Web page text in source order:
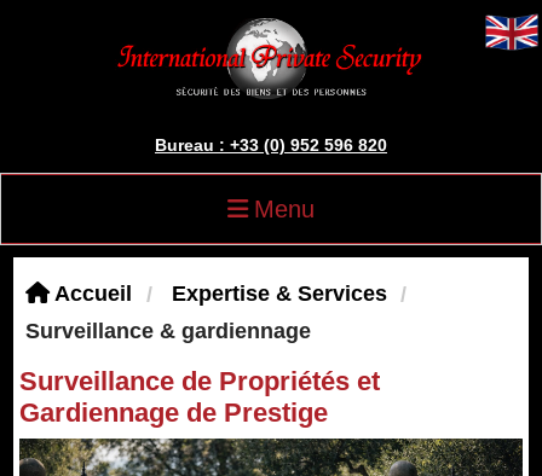
Bureau : +33 (0) 952 596 820
Menu
Accueil
Expertise & Services
Surveillance & gardiennage
Surveillance de Propriétés et
Gardiennage de Prestige